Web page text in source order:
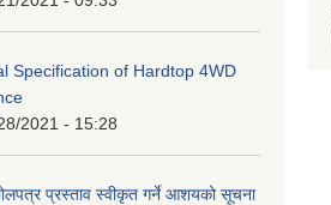
Specification of Hardtop 4WD
2021 - 15:28
प्रस्ताव स्वीकृत गर्ने आशयको सूचना